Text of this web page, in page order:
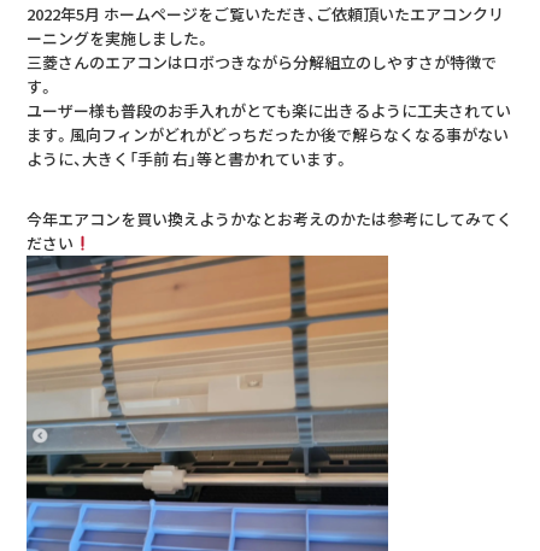
2022年5月 ホームページをご覧いただき、ご依頼頂いたエアコンクリ
ーニングを実施しました。
三菱さんのエアコンはロボつきながら分解組立のしやすさが特徴で
す。
ユーザー様も普段のお手入れがとても楽に出きるように工夫されてい
ます。風向フィンがどれがどっちだったか後で解らなくなる事がない
ように、大きく「手前 右」等と書かれています。
今年エアコンを買い換えようかなとお考えのかたは参考にしてみてく
ださい